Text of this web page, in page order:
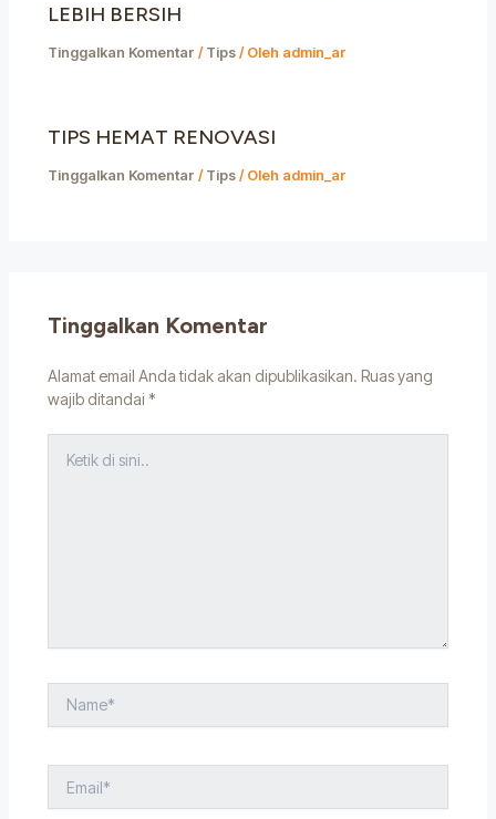
LEBIH BERSIH
Tinggalkan Komentar / Tips/ Oleh admin_ar
TIPS HEMAT RENOVASI
Tinggalkan Komentar / Tips/ Oleh admin_ar
Tinggalkan Komentar
Alamat email Anda tidak akan dipublikasikan. Ruas yang
wajib ditandai *